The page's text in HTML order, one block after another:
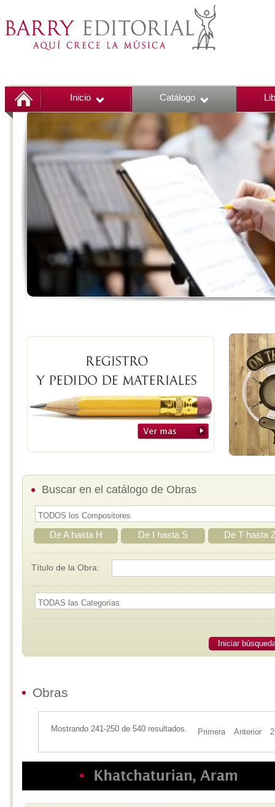
Inicio Catálogo
Buscar en el catálogo de Obras
De A hasta H De I hasta S De T hasta
Título de la Obra:
Iniciar
Obras
Mostrando 241-250 de 540 resultados. Primera Anterior